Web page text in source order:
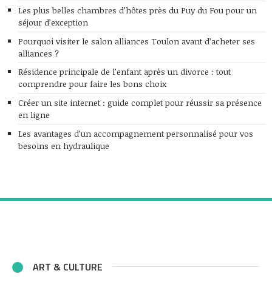
Les plus belles chambres d’hôtes près du Puy du Fou pour un
séjour d’exception
Pourquoi visiter le salon alliances Toulon avant d’acheter ses
alliances ?
Résidence principale de l’enfant après un divorce : tout
comprendre pour faire les bons choix
Créer un site internet : guide complet pour réussir sa présence
en ligne
Les avantages d’un accompagnement personnalisé pour vos
besoins en hydraulique
ART & CULTURE